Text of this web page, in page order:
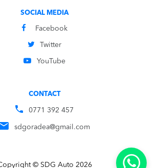
SOCIAL MEDIA
Facebook
Twitter
YouTube
CONTACT
0771 392 457
sdgoradea@gmail.com
© SDG Auto 2026